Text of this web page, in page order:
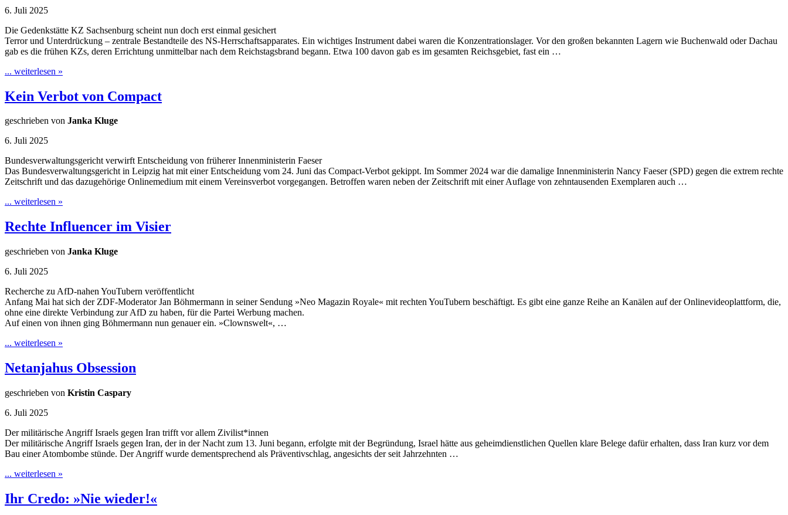
6. Juli 2025
Die Gedenkstätte KZ Sachsenburg scheint nun doch erst einmal gesichert
Terror und Unterdrückung – zentrale Bestandteile des NS-Herrschaftsapparates. Ein wichtiges Instrument dabei waren die Konzentrationslager. Vor den großen bekannten Lagern wie Buchenwald oder Dachau
gab es die frühen KZs, deren Errichtung unmittelbar nach dem Reichstagsbrand begann. Etwa 100 davon gab es im gesamten Reichsgebiet, fast ein …
... weiterlesen »
Kein Verbot von Compact
geschrieben von Janka Kluge
6. Juli 2025
Bundesverwaltungsgericht verwirft Entscheidung von früherer Innenministerin Faeser
Das Bundesverwaltungsgericht in Leipzig hat mit einer Entscheidung vom 24. Juni das Compact-Verbot gekippt. Im Sommer 2024 war die damalige Innenministerin Nancy Faeser (SPD) gegen die extrem rechte
Zeitschrift und das dazugehörige Onlinemedium mit einem Vereinsverbot vorgegangen. Betroffen waren neben der Zeitschrift mit einer Auflage von zehntausenden Exemplaren auch …
... weiterlesen »
Rechte Influencer im Visier
geschrieben von Janka Kluge
6. Juli 2025
Recherche zu AfD-nahen YouTubern veröffentlicht
Anfang Mai hat sich der ZDF-Moderator Jan Böhmermann in seiner Sendung »Neo Magazin Royale« mit rechten YouTubern beschäftigt. Es gibt eine ganze Reihe an Kanälen auf der Onlinevideoplattform, die,
ohne eine direkte Verbindung zur AfD zu haben, für die Partei Werbung machen.
Auf einen von ihnen ging Böhmermann nun genauer ein. »Clownswelt«, …
... weiterlesen »
Netanjahus Obsession
geschrieben von Kristin Caspary
6. Juli 2025
Der militärische Angriff Israels gegen Iran trifft vor allem Zivilist*innen
Der militärische Angriff Israels gegen Iran, der in der Nacht zum 13. Juni begann, erfolgte mit der Begründung, Israel hätte aus geheimdienstlichen Quellen klare Belege dafür erhalten, dass Iran kurz vor dem
Bau einer Atombombe stünde. Der Angriff wurde dementsprechend als Präventivschlag, angesichts der seit Jahrzehnten …
... weiterlesen »
Ihr Credo: »Nie wieder!«